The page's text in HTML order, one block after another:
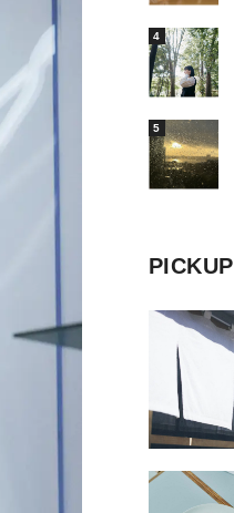
4
5
PICKUP